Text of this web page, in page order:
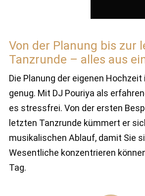
Von der Planung bis zur
Tanzrunde – alles aus
Die Planung der eigenen
genug. Mit DJ Pouriya als
es stressfrei. Von der ersten
letzten Tanzrunde kümmert er
musikalischen Ablauf, damit Sie
Wesentliche konzentrieren
Tag.